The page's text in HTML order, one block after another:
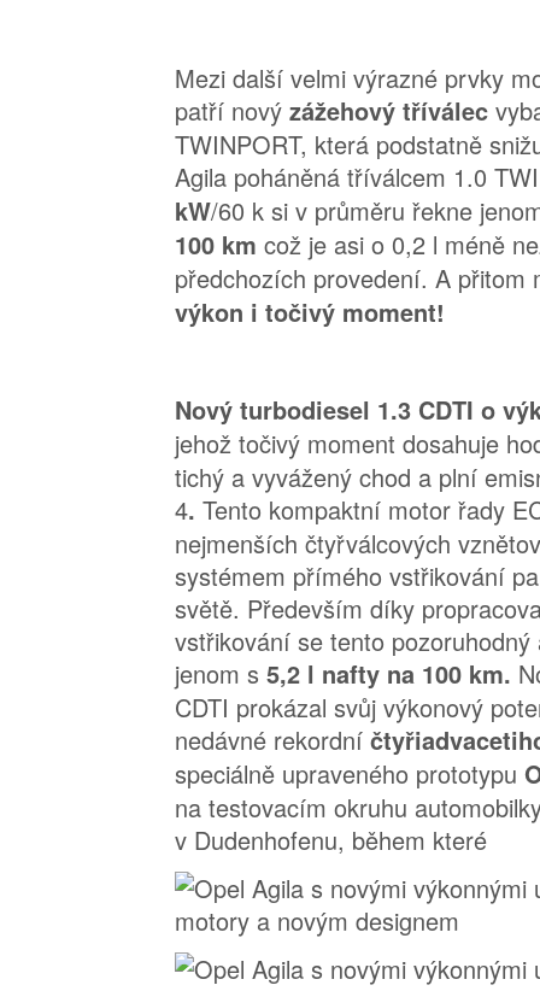
Mezi další velmi výrazné prvky
patří nový zážehový tříválec
TWINPORT, která podstatně
Agila poháněná tříválcem 1.0
kW/60 k si v průměru řekne
100 km což je asi o 0,2 l méně
předchozích provedení. A
výkon i točivý moment!
Nový turbodiesel 1.3 CDTI o
jehož točivý moment dosahuje
tichý a vyvážený chod a plní
4. Tento kompaktní motor řady
nejmenších čtyřválcových
systémem přímého vstřikování
světě. Především díky
vstřikování se tento
jenom s 5,2 l nafty na 100 km.
CDTI prokázal svůj výkonový
nedávné rekordní
speciálně upraveného prototypu
na testovacím okruhu
v Dudenhofenu, během které